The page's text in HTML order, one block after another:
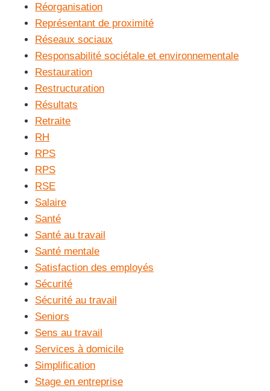
Réorganisation
Représentant de proximité
Réseaux sociaux
Responsabilité sociétale et environnementale
Restauration
Restructuration
Résultats
Retraite
RH
RPS
RPS
RSE
Salaire
Santé
Santé au travail
Santé mentale
Satisfaction des employés
Sécurité
Sécurité au travail
Seniors
Sens au travail
Services à domicile
Simplification
Stage en entreprise